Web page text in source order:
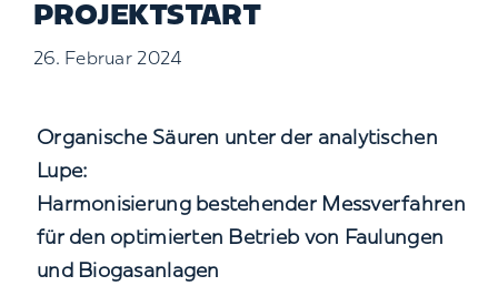
nach:
PROJEKTSTART
26. Februar 2024
Organische Säuren unter der analytischen
Lupe:
Harmonisierung bestehender Messverfahren
für den optimierten Betrieb von Faulungen
und Biogasanlagen